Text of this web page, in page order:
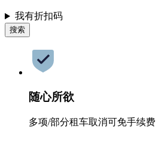
我有折扣码
搜索
随心所欲
多项/部分租车取消可免手续费